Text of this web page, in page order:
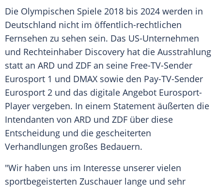
Die Olympischen Spiele 2018 bis 2024 werden in
Deutschland nicht im öffentlich-rechtlichen
Fernsehen zu sehen sein. Das US-Unternehmen
und Rechteinhaber Discovery hat die Ausstrahlung
statt an ARD und ZDF an seine Free-TV-Sender
Eurosport 1 und DMAX sowie den Pay-TV-Sender
Eurosport 2 und das digitale Angebot Eurosport-
Player vergeben. In einem Statement äußerten die
Intendanten von ARD und ZDF über diese
Entscheidung und die gescheiterten
Verhandlungen großes Bedauern.
"Wir haben uns im Interesse unserer vielen
sportbegeisterten Zuschauer lange und sehr